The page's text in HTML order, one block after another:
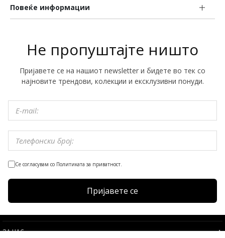
Повеќе информации
Не пропуштајте ништо
Пријавете се на нашиот newsletter и бидете во тек со
најновите трендови, колекции и ексклузивни понуди.
Се согласувам со Политиката за приватност.
Пријавете се
ЗА НАС